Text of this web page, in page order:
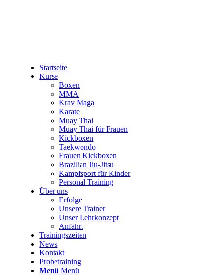
Startseite
Kurse
Boxen
MMA
Krav Maga
Karate
Muay Thai
Muay Thai für Frauen
Kickboxen
Taekwondo
Frauen Kickboxen
Brazilian Jiu-Jitsu
Kampfsport für Kinder
Personal Training
Über uns
Erfolge
Unsere Trainer
Unser Lehrkonzept
Anfahrt
Trainingszeiten
News
Kontakt
Probetraining
Menü Menü